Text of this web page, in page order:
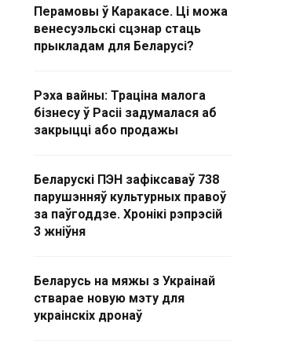
Перамовы ў Каракасе. Ці можа
венесуэльскі сцэнар стаць
прыкладам для Беларусі?
Рэха вайны: Траціна малога
бізнесу ў Расіі задумалася аб
закрыцці або продажы
Беларускі ПЭН зафіксаваў 738
парушэнняў культурных правоў
за паўгоддзе. Хронікі рэпрэсій
3 жніўня
Беларусь на мяжы з Украінай
стварае новую мэту для
украінскіх дронаў